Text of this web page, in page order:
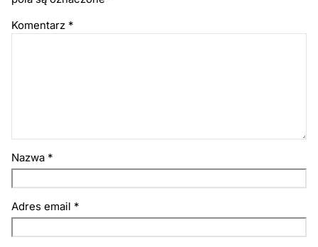
Komentarz *
Nazwa *
Adres email *